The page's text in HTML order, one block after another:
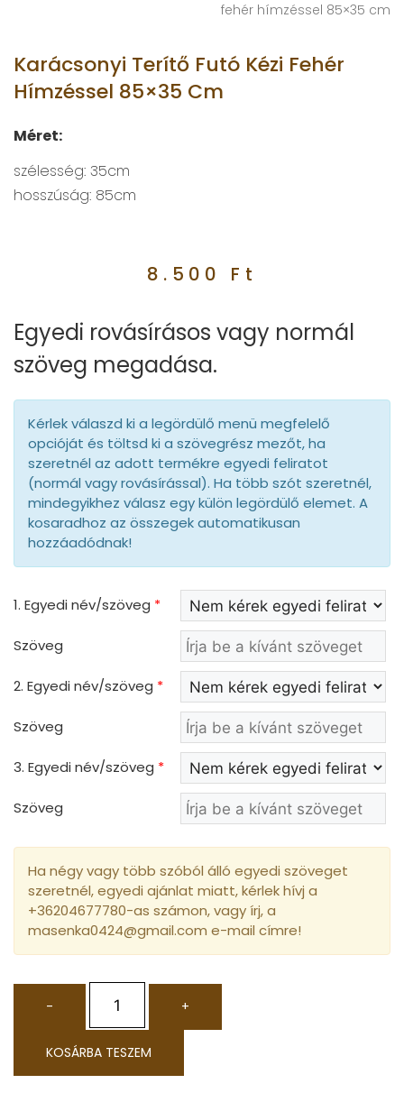
fehér hímzéssel 85×35 cm
Karácsonyi Terítő Futó Kézi Fehér
Hímzéssel 85×35 Cm
Méret:
szélesség: 35cm
hosszúság: 85cm
8.500 Ft
Egyedi rovásírásos vagy normál
szöveg megadása.
Kérlek válaszd ki a legördülő menü megfelelő
opcióját és töltsd ki a szövegrész mezőt, ha
szeretnél az adott termékre egyedi feliratot
(normál vagy rovásírással). Ha több szót szeretnél,
mindegyikhez válasz egy külön legördülő elemet. A
kosaradhoz az összegek automatikusan
hozzáadódnak!
1. Egyedi név/szöveg *
Szöveg
2. Egyedi név/szöveg *
Szöveg
3. Egyedi név/szöveg *
Szöveg
Ha négy vagy több szóból álló egyedi szöveget
szeretnél, egyedi ajánlat miatt, kérlek hívj a
+36204677780-as számon, vagy írj, a
masenka0424@gmail.com e-mail címre!
- +
KOSÁRBA TESZEM